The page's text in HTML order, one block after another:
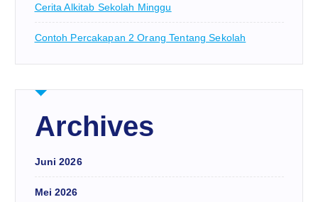
Cerita Alkitab Sekolah Minggu
Contoh Percakapan 2 Orang Tentang Sekolah
Archives
Juni 2026
Mei 2026